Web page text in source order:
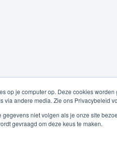
op je computer op. Deze cookies
via andere media. Zie ons Privacybeleid
gegevens niet volgen als je onze site
gevraagd om deze keus te maken.